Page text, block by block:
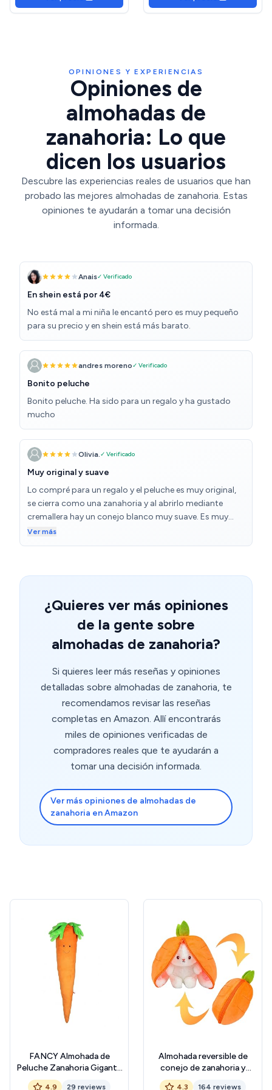
almohada para dormir para
OPINIONES Y EXPERIENCIAS
Opiniones de
almohadas de
zanahoria: Lo que
dicen los usuarios
Descubre las experiencias reales de usuarios que han
probado las mejores almohadas de zanahoria. Estas
opiniones te ayudarán a tomar una decisión
informada.
Anais✓ Verificado
En shein está por 4€
No está mal a mi niña le encantó pero es muy pequeño
para su precio y en shein está más barato.
andres moreno✓ Verificado
Bonito peluche
Bonito peluche. Ha sido para un regalo y ha gustado
mucho
Olivia. ✓ Verificado
Muy original y suave
Lo compré para un regalo y el peluche es muy original,
se cierra como una zanahoria y al abrirlo mediante
cremallera hay un conejo blanco muy suave. Es muy
práctico y está bien acabado. Las orejas quedan sin
consistencia al abrirlo y quizás el niño si es muy
Ver más
¿Quieres ver más opiniones
de la gente sobre
almohadas de zanahoria?
Si quieres leer más reseñas y opiniones
detalladas sobre almohadas de zanahoria, te
recomendamos revisar las reseñas
completas en Amazon. Allí encontrarás
miles de opiniones verificadas de
compradores reales que te ayudarán a
tomar una decisión informada.
Ver más opiniones de almohadas de
zanahoria en Amazon
FANCY Almohada de
Peluche Zanahoria Gigante
190 cm - Peluche Grande
4.9 29 reviews
Almohada reversible de
conejo de zanahoria y
fresa, juguete de peluche
4.3 164 reviews